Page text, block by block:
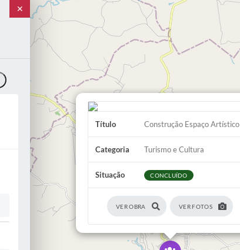
Título Construção Espaço Artístico
Categoria Turismo e Cultura
Situação CONCLUÍDO
VER OBRA VER FOTOS
✕